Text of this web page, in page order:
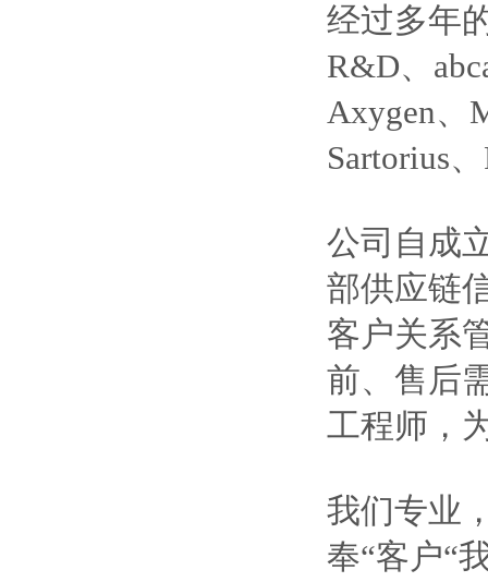
经过多年
R&D、
Axygen、
Sartorius
公司自成
部供应链
客户关系
前、售后
工程师，
我们专业
奉“客户“